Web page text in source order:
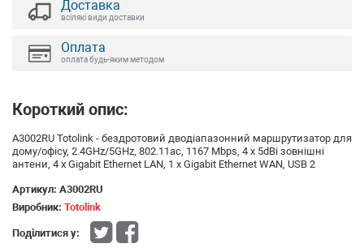
Доставка
всілякі види доставки
Оплата
оплата будь-яким методом
Короткий опис:
A3002RU Totolink - бездротовий дводіапазонний маршрутизатор для
дому/офісу, 2.4GHz/5GHz, 802.11ac, 1167 Mbps, 4 x 5dBi зовнішні
антени, 4 х Gigabit Ethernet LAN, 1 х Gigabit Ethernet WAN, USB 2
Артикул: A3002RU
Виробник: Totolink
Поділитися у: